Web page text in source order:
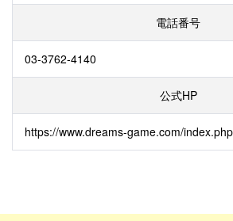
電話番号
03-3762-4140
公式HP
https://www.dreams-game.com/index.php